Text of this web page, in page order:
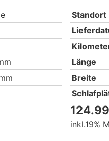
Standort
Länge
Breite
19%